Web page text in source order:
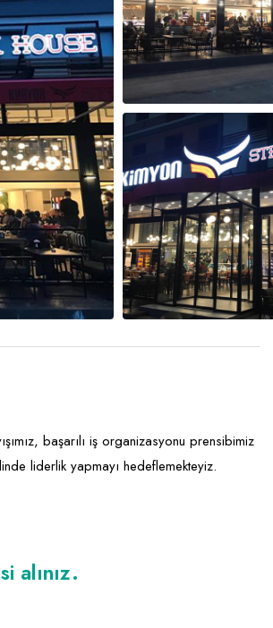
başarılı iş organizasyonu prensibimiz
liderlik yapmayı hedeflemekteyiz.
alınız.